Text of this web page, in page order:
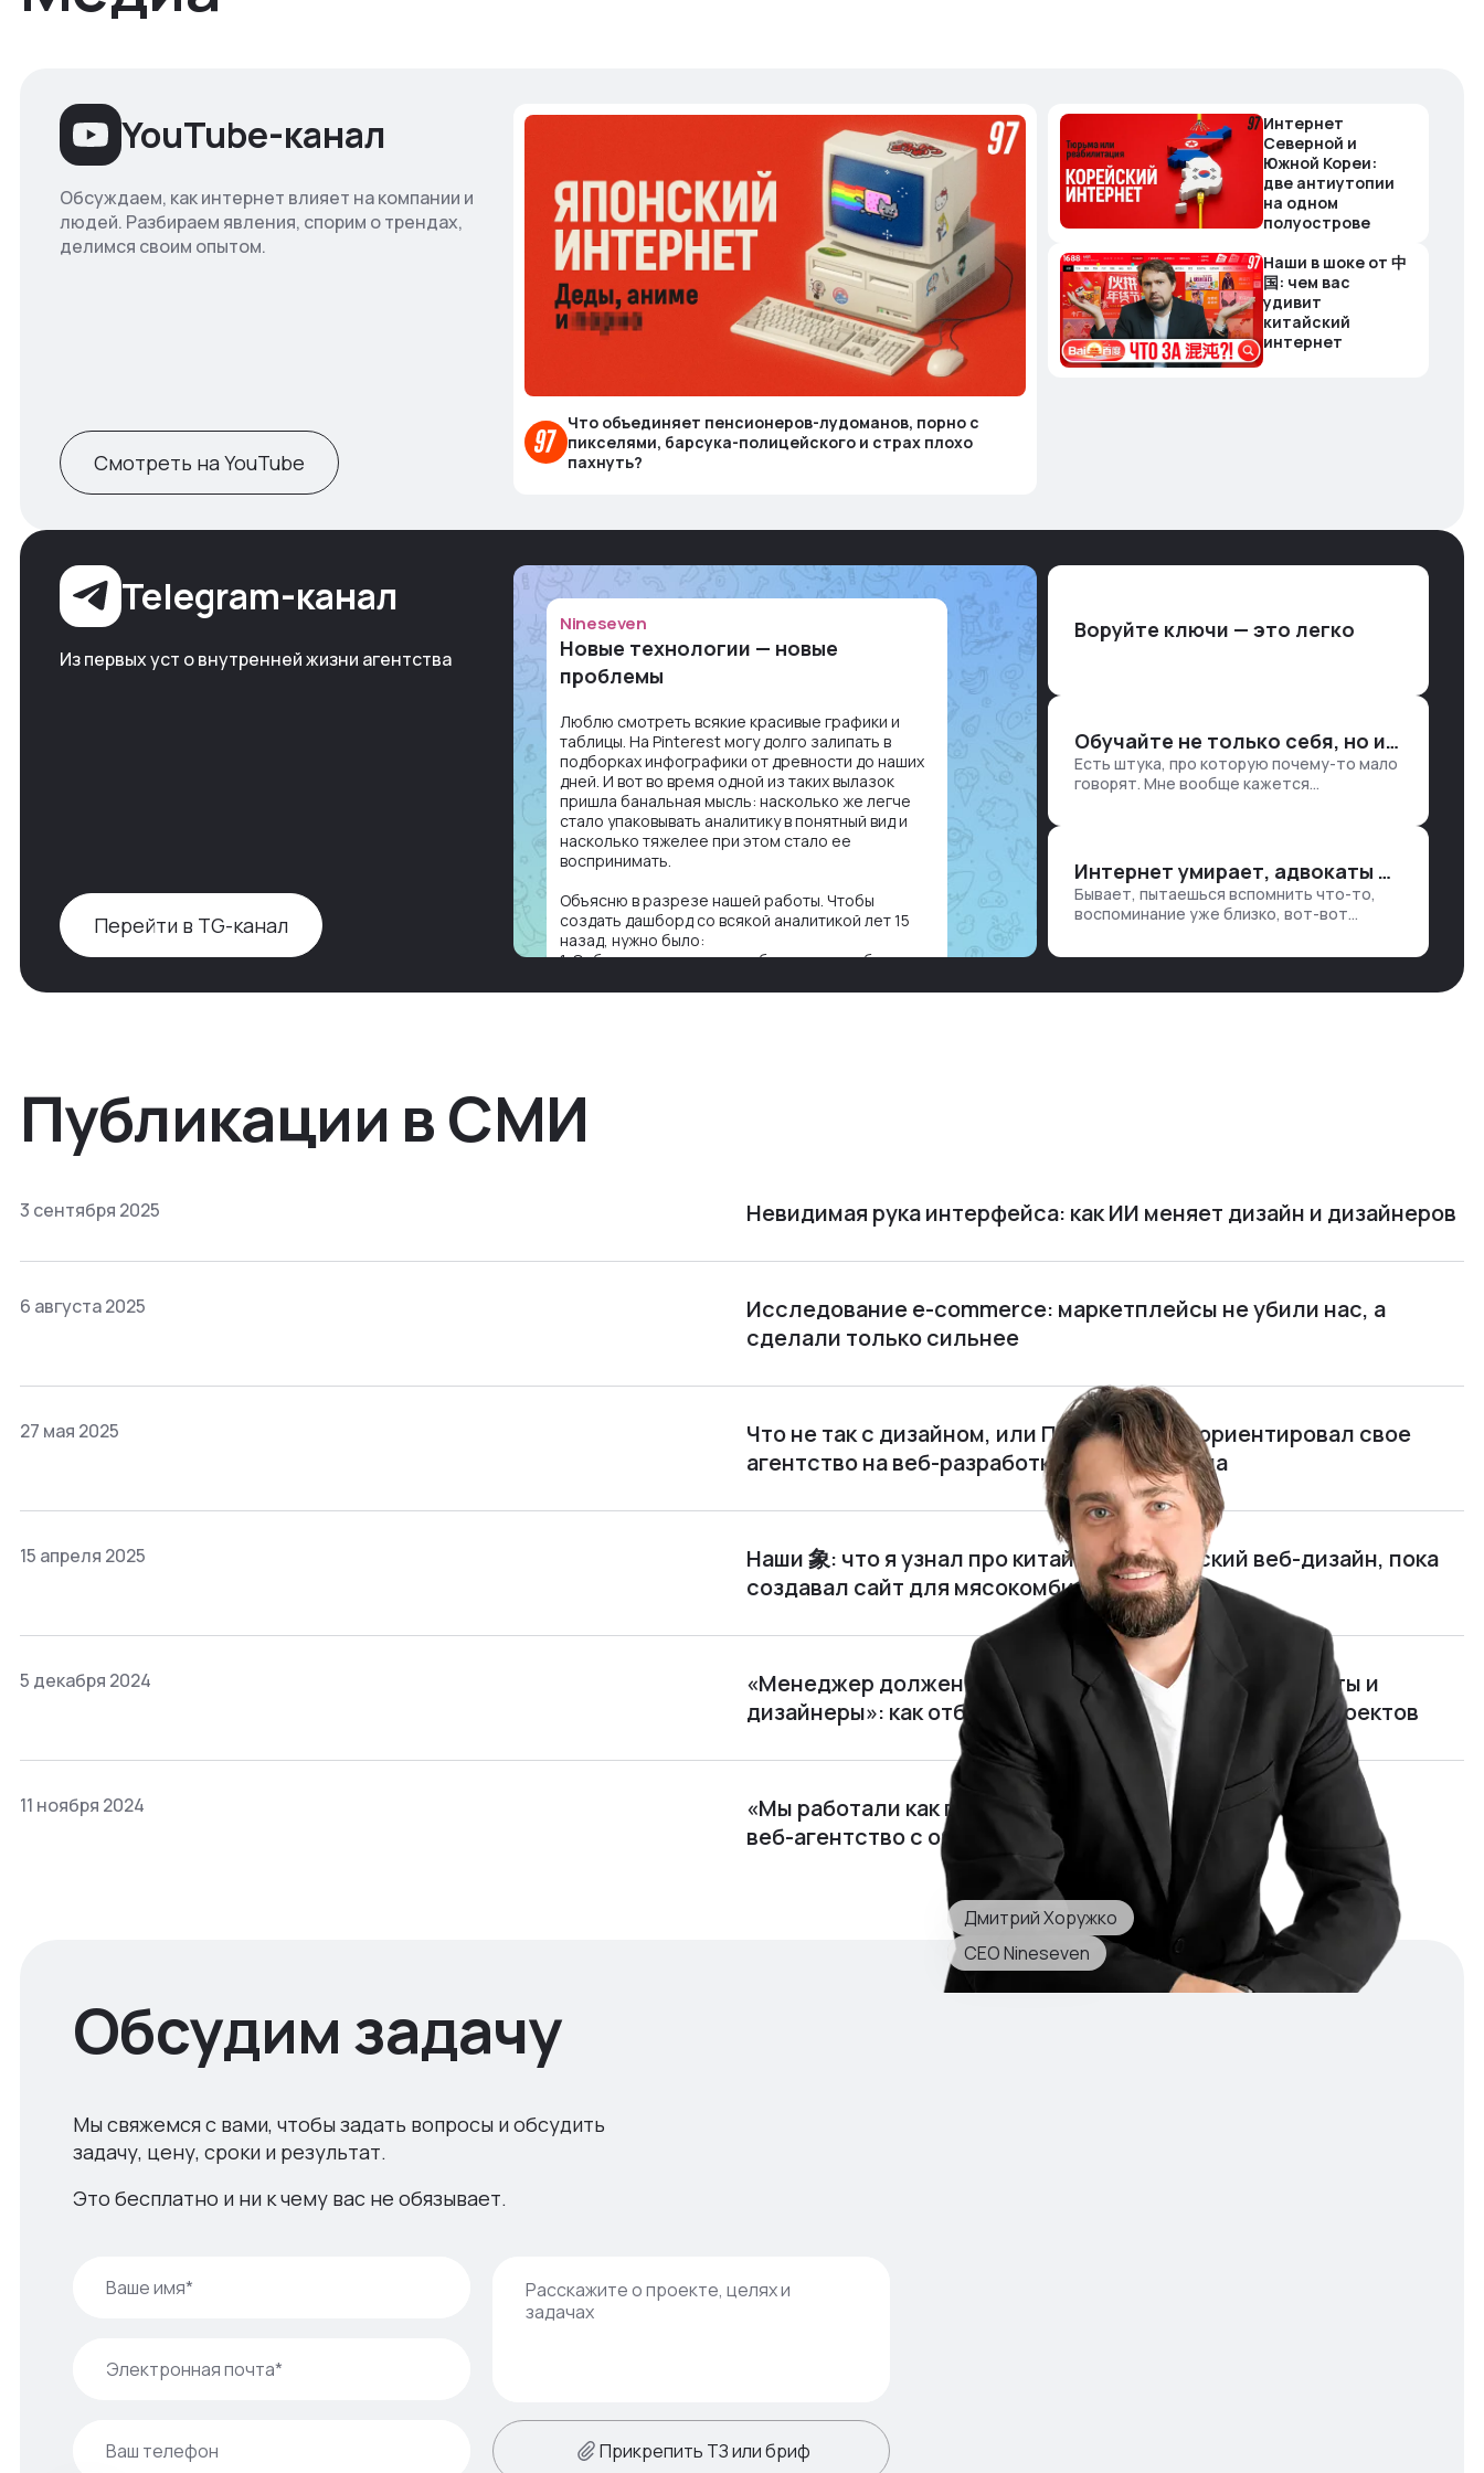
YouTube-канал
Обсуждаем, как интернет влияет на компании и
людей. Разбираем явления, спорим о трендах,
делимся своим опытом.
Смотреть на YouTube
Что объединяет пенсионеров-лудоманов, порно с
пикселями, барсука-полицейского и страх плохо
пахнуть?
Интернет
Северной и
Южной Кореи:
две антиутопии
на одном
полуострове
Наши в шоке от 中
国: чем вас
удивит
китайский
интернет
Telegram-канал
Из первых уст о внутренней жизни агентства
Перейти в TG-канал
Nineseven
Новые технологии — новые
проблемы
Люблю смотреть всякие красивые графики и
таблицы. На Pinterest могу долго залипать в
подборках инфографики от древности до наших
дней. И вот во время одной из таких вылазок
пришла банальная мысль: насколько же легче
стало упаковывать аналитику в понятный вид и
насколько тяжелее при этом стало ее
воспринимать.
Объясню в разрезе нашей работы. Чтобы
создать дашборд со всякой аналитикой лет 15
назад, нужно было:
1. Собирать данные в одну базу и разгребать их
проекту — все ручками
Воруйте ключи — это легко
Обучайте не только себя, но и клиентов
Есть штука, про которую почему-то мало
говорят. Мне вообще кажется
е…
Интернет умирает, адвокаты и судьи в растерянности, а я хочу песню
Бывает, пытаешься вспомнить что-то,
воспоминание уже близко, вот-вот
но… Нет. И так часами. Или днями. А то и
Публикации в СМИ
3 сентября 2025 Невидимая рука интерфейса: как ИИ меняет дизайн и дизайнеров
6 августа 2025
Исследование e-commerce: маркетплейсы не убили нас, а
сделали только сильнее
27 мая 2025
Что не так с дизайном, или Почему я переориентировал свое
агентство на веб-разработку полного цикла
15 апреля 2025
Наши 象: что я узнал про китайцев и китайский веб-дизайн, пока
создавал сайт для мясокомбината
5 декабря 2024
«Менеджер должен понимать, чем живут программисты и
дизайнеры»: как отбирать и обучать руководителей проектов
11 ноября 2024
«Мы работали как пирамида»: я открыл и едва не закрыл
веб⁠-⁠агентство с оборотом 700 000 $ в год
Обсудим задачу
Мы свяжемся с вами, чтобы задать вопросы и обсудить
задачу, цену, сроки и результат.
Это бесплатно и ни к чему вас не обязывает.
Прикрепить ТЗ или бриф
Дмитрий Хоружко
CEO Nineseven